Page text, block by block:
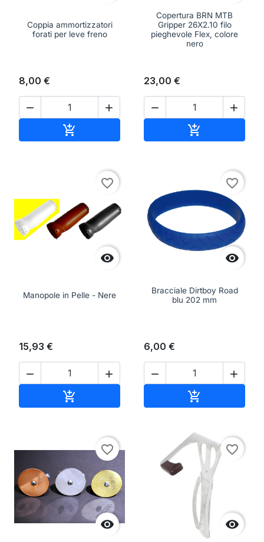
Coppia ammortizzatori
forati per leve freno
8,00 €
 

Copertura BRN MTB
Gripper 26X2.10 filo
pieghevole Flex, colore
nero
23,00 €
 


favorite_border
Manopole in Pelle - Nere
15,93 €
 


favorite_border
Bracciale Dirtboy Road
blu 202 mm
6,00 €
 


favorite_border

favorite_border